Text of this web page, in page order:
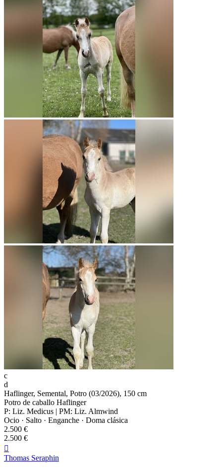
c
d
Haflinger, Semental, Potro (03/2026), 150 cm
Potro de caballo Haflinger
P: Liz. Medicus | PM: Liz. Almwind
Ocio · Salto · Enganche · Doma clásica
2.500 €
2.500 €

Thomas Seraphin